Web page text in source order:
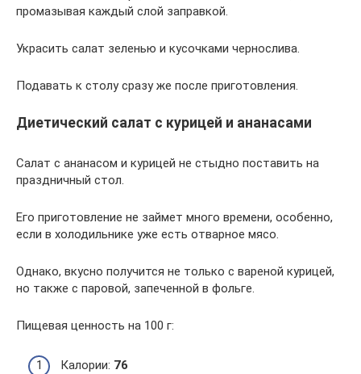
промазывая каждый слой заправкой.
Украсить салат зеленью и кусочками чернослива.
Подавать к столу сразу же после приготовления.
Диетический салат с курицей и ананасами
Салат с ананасом и курицей не стыдно поставить на
праздничный стол.
Его приготовление не займет много времени, особенно,
если в холодильнике уже есть отварное мясо.
Однако, вкусно получится не только с вареной курицей,
но также с паровой, запеченной в фольге.
Пищевая ценность на 100 г:
Калории: 76